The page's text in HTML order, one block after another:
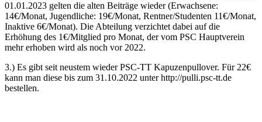
01.01.2023 gelten die alten Beiträge wieder (Erwachsene:
14€/Monat, Jugendliche: 19€/Monat, Rentner/Studenten 11€/Monat,
Inaktive 6€/Monat). Die Abteilung verzichtet dabei auf die
Erhöhung des 1€/Mitglied pro Monat, der vom PSC Hauptverein
mehr erhoben wird als noch vor 2022.
3.) Es gibt seit neustem wieder PSC-TT Kapuzenpullover. Für 22€
kann man diese bis zum 31.10.2022 unter http://pulli.psc-tt.de
bestellen.